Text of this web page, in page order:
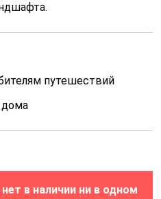
путешествий
дома
в наличии ни в одном